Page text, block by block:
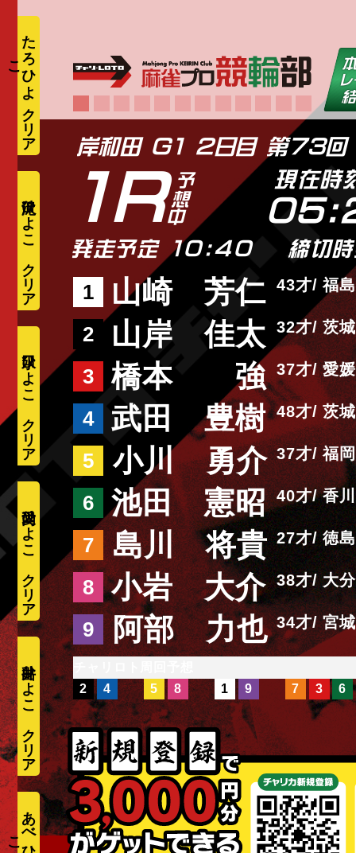
1R
発走予定 10:40 締切
1 山崎 芳仁 43 福島
2 山岸 佳太 32 茨城
3 橋本 強 37 愛媛
4 武田 豊樹 48 茨城
5 小川 勇介 37 福岡
6 池田 憲昭 40 香川
7 島川 将貴 27 徳島
8 小岩 大介 38 大分
9 阿部 力也 34 宮城
2
4 5 8 1 9 7 3 6
現在時
愛内ひよこ
水口ひよこ
滝沢ひよこ
た
ろ
ひ
よ
こ
井出ひよこ
あ
べ
ひ
よ
こ mizuguchi